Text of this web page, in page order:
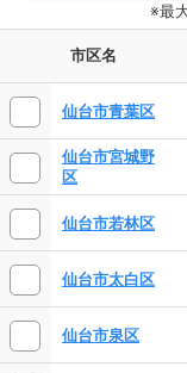
※最
市区名
仙台市青葉区
仙台市宮城野
区
仙台市若林区
仙台市太白区
仙台市泉区